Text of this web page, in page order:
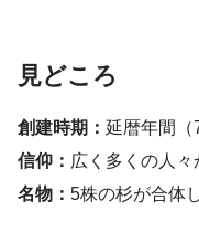
見どころ
創建時期： 延暦年間（
信仰： 広く多くの人
名物： 5株の杉が合体